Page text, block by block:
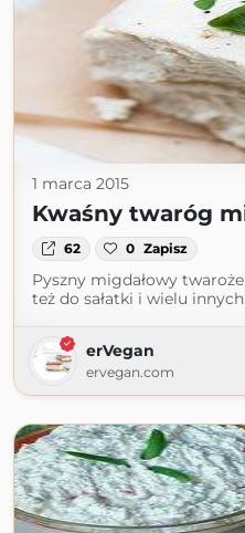
1 marca 2015
Kwaśny twaróg
62 0 Zapisz
Pyszny migdałowy
też do sałatki i wielu innych
erVegan
ervegan.com